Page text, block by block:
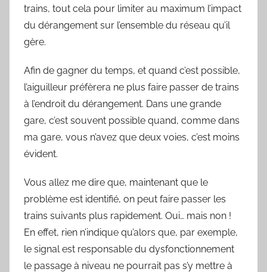
trains, tout cela pour limiter au maximum l’impact
du dérangement sur l’ensemble du réseau qu’il
gère.
Afin de gagner du temps, et quand c’est possible,
l’aiguilleur préfèrera ne plus faire passer de trains
à l’endroit du dérangement. Dans une grande
gare, c’est souvent possible quand, comme dans
ma gare, vous n’avez que deux voies, c’est moins
évident.
Vous allez me dire que, maintenant que le
problème est identifié, on peut faire passer les
trains suivants plus rapidement. Oui… mais non !
En effet, rien n’indique qu’alors que, par exemple,
le signal est responsable du dysfonctionnement
le passage à niveau ne pourrait pas s’y mettre à